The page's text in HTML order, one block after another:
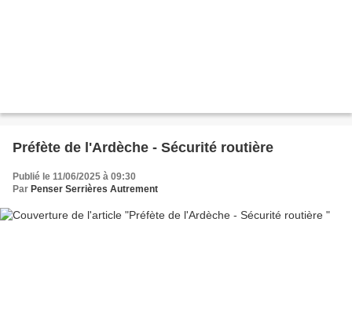
Préfète de l'Ardèche - Sécurité routière
Publié le 11/06/2025 à 09:30
Par Penser Serrières Autrement